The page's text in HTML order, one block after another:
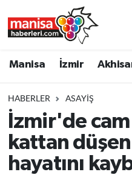
Manisa İzmir
HABERLER ASAYIŞ
İzmir'de
kattan
hayatını
Turgutlu
Salihli
Manisa Nöbetçi
Manisa Trafik
Süper Lig Puan